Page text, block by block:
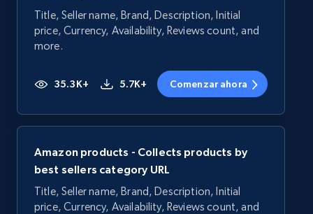
Title, Seller name, Brand, Description, Initial
price, Currency, Availability, Reviews count, and
more.
35.3K+ 5.7K+ Comenzar ahora
Amazon products - Collects products by
best sellers category URL
Title, Seller name, Brand, Description, Initial
price, Currency, Availability, Reviews count, and